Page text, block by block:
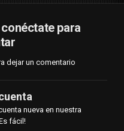
para
dejar un comentario
nueva en nuestra
fácil!